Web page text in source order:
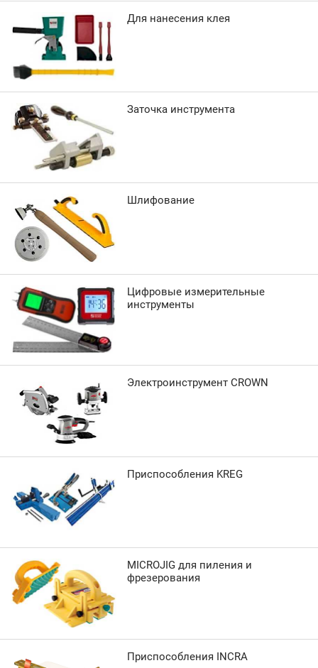
Для нанесения клея
Заточка инструмента
Шлифование
Цифровые измерительные
инструменты
Электроинструмент CROWN
Приспособления KREG
MICROJIG для пиления и
фрезерования
Приспособления INCRA